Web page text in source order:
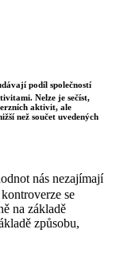
podíl společností
Nelze je sečíst,
aktivit, ale
než součet uvedených
nás nezajímají
se
na základě
způsobu,